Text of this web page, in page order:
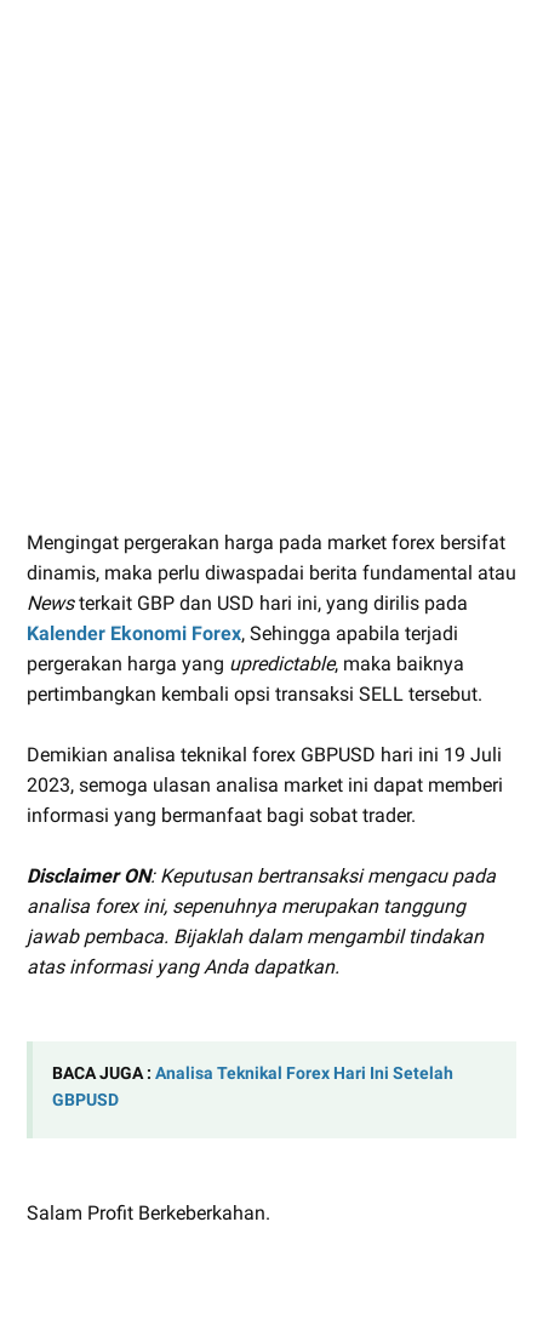
Mengingat pergerakan harga pada market forex bersifat
dinamis, maka perlu diwaspadai berita fundamental atau
Newsterkait GBP dan USD hari ini, yang dirilis pada
Kalender Ekonomi Forex, Sehingga apabila terjadi
pergerakan harga yang upredictable, maka baiknya
pertimbangkan kembali opsi transaksi SELL tersebut.
Demikian analisa teknikal forex GBPUSD hari ini 19 Juli
2023, semoga ulasan analisa market ini dapat memberi
informasi yang bermanfaat bagi sobat trader.
Disclaimer ON: Keputusan bertransaksi mengacu pada
analisa forex ini, sepenuhnya merupakan tanggung
jawab pembaca. Bijaklah dalam mengambil tindakan
atas informasi yang Anda dapatkan.
BACA JUGA : Analisa Teknikal Forex Hari Ini Setelah
GBPUSD
Salam Profit Berkeberkahan.